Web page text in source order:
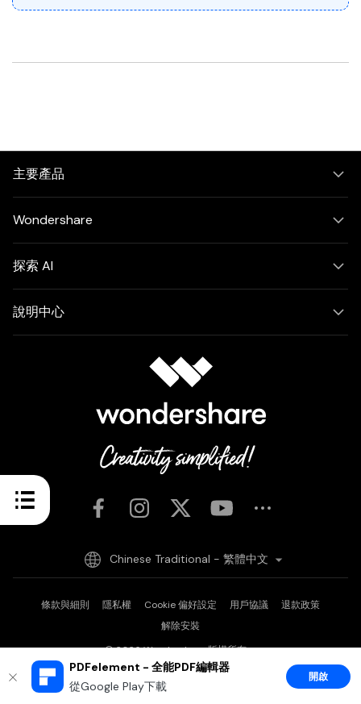
PDFelement - 全能PDF編輯器
從Google Play下載
開啟
主要產品
Wondershare
探索 AI
說明中心
條款與細則 隱私權 Cookie 偏好設定 用戶協議
退款政策
解除安裝
© 2026Wondershare 版權所有。
Chinese Traditional - 繁體中文